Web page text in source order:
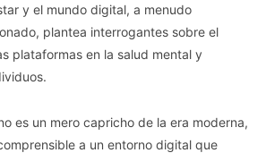
y el mundo digital, a menudo
plantea interrogantes sobre el
plataformas en la salud mental y
es un mero capricho de la era moderna,
a un entorno digital que